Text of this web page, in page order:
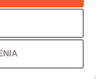
69,11€